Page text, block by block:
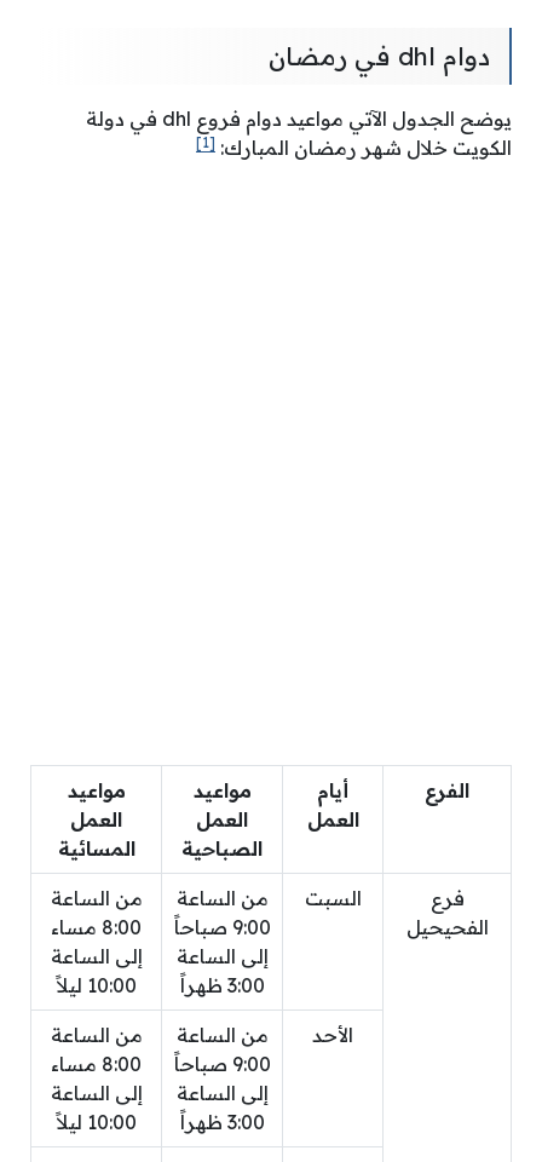
دوام dhl في رمضان
يوضح الجدول الآتي مواعيد دوام فروع dhl في دولة
الكويت خلال شهر رمضان المبارك: [1]
الفرع
أيام
العمل
مواعيد
العمل
الصباحية
مواعيد
العمل
المسائية
فرع
الفحيحيل
السبت
من الساعة
9:00 صباحاً
إلى الساعة
3:00 ظهراً
من الساعة
8:00 مساء
إلى الساعة
10:00 ليلاً
الأحد
من الساعة
9:00 صباحاً
إلى الساعة
3:00 ظهراً
من الساعة
8:00 مساء
إلى الساعة
10:00 ليلاً